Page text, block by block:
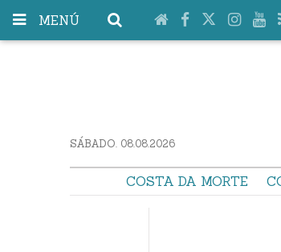
MENÚ
SÁBADO. 08.08.2026
COSTA DA MORTE